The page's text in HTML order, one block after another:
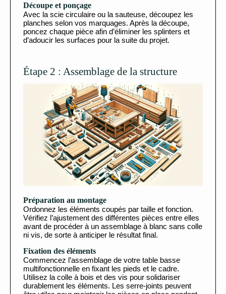
Découpe et ponçage
Avec la scie circulaire ou la sauteuse, découpez les
planches selon vos marquages. Après la découpe,
poncez chaque pièce afin d’éliminer les splinters et
d’adoucir les surfaces pour la suite du projet.
Étape 2 : Assemblage de la structure
Préparation au montage
Ordonnez les éléments coupés par taille et fonction.
Vérifiez l’ajustement des différentes pièces entre elles
avant de procéder à un assemblage à blanc sans colle
ni vis, de sorte à anticiper le résultat final.
Fixation des éléments
Commencez l’assemblage de votre table basse
multifonctionnelle en fixant les pieds et le cadre.
Utilisez la colle à bois et des vis pour solidariser
durablement les éléments. Les serre-joints peuvent